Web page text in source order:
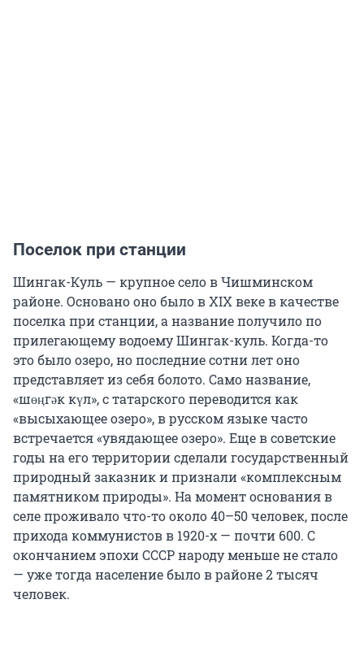
Поселок при станции
Шингак-Куль — крупное село в Чишминском
районе. Основано оно было в XIX веке в качестве
поселка при станции, а название получило по
прилегающему водоему Шингак-куль. Когда-то
это было озеро, но последние сотни лет оно
представляет из себя болото. Само название,
«шөңгәк күл», с татарского переводится как
«высыхающее озеро», в русском языке часто
встречается «увядающее озеро». Еще в советские
годы на его территории сделали государственный
природный заказник и признали «комплексным
памятником природы». На момент основания в
селе проживало что-то около 40–50 человек, после
прихода коммунистов в 1920-х — почти 600. С
окончанием эпохи СССР народу меньше не стало
— уже тогда население было в районе 2 тысяч
человек.